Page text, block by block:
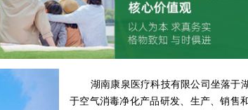
湖南康泉医疗科技有限公司坐落于
于空气消毒净化产品研发、生产、销售